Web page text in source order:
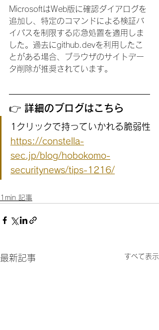
MicrosoftはWeb版に確認ダイアログを
追加し、特定のコマンドによる検証バ
イパスを制限する応急処置を適用しま
した。過去にgithub.devを利用したこ
とがある場合、ブラウザのサイトデー
タ削除が推奨されています。
👉 詳細のブログはこちら
1クリックで持っていかれる脆弱性
https://constella-
sec.jp/blog/hobokomo-
securitynews/tips-1216/
1min 記事
最新記事 すべて表示